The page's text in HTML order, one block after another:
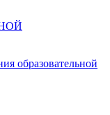
образовательной